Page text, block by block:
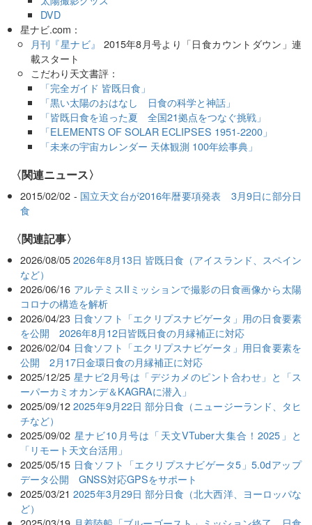
DVD
星ナビ.com：
月刊『星ナビ』
2015年8月号より「日食カウントダウン」連
載スタート
こだわり天文書評：
「完全ガイド 皆既日食」
「黒い太陽のおはなし 日食の科学と神話」
「皆既日食を追った夏 全国21拠点をつなぐ挑戦」
「ELEMENTS OF SOLAR ECLIPSES 1951-2200」
「未来の宇宙カレンダー 天体観測 100年絵事典」
〈関連ニュース〉
2015/02/02 - 国立天文台が2016年暦要項発表 3月9日に部分日
食
関連記事
2026/08/05 2026年8月13日 皆既日食（アイスランド、スペイン
など）
2026/06/16 アルテミスIIミッションで撮影の日食画像から太陽
コロナの構造を解析
2026/04/23 日食ソフト「エクリプスナビゲータ」用の日食要素
を公開 2026年8月12日皆既日食の月縁補正に対応
2026/02/04 日食ソフト「エクリプスナビゲータ」用日食要素を
公開 2月17日金環日食の月縁補正に対応
2025/12/25 星ナビ2月号は「デジカメのピント合わせ」と「ス
ーパーカミオカンデ＆KAGRAに潜入」
2025/09/12 2025年9月22日 部分日食（ニュージーランド、タヒ
チなど）
2025/09/02 星ナビ10月号は「天文VTuber大集合！2025」と
「リモート天文台活用」
2025/05/15 日食ソフト「エクリプスナビゲータ5」5.0dアップ
データ公開 GNSS対応GPSをサポート
2025/03/21 2025年3月29日 部分日食（北大西洋、ヨーロッパな
ど）